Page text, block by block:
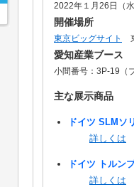
2022年１月26日（
開催場所
東京ビッグサイト
愛知産業ブース
小間番号：3P-19（
主な展示商品
ドイツ SLMソ
詳しくは
ドイツ トルン
詳しくは